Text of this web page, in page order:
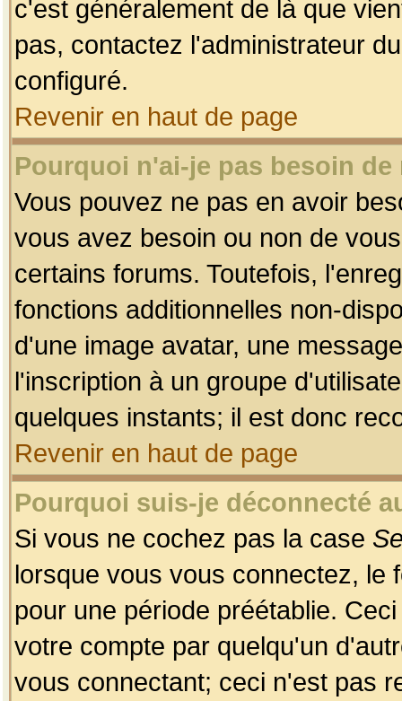
c'est généralement de là que
pas, contactez l'administrateur
configuré.
Revenir en haut de page
Pourquoi n'ai-je pas besoin
Vous pouvez ne pas en avoir
vous avez besoin ou non de
certains forums. Toutefois,
fonctions additionnelles non-
d'une image avatar, une
l'inscription à un groupe
quelques instants; il est donc
Revenir en haut de page
Pourquoi suis-je déconnecté
Si vous ne cochez pas la case
lorsque vous vous connectez, le
pour une période préétablie.
votre compte par quelqu'un
vous connectant; ceci n'est pas